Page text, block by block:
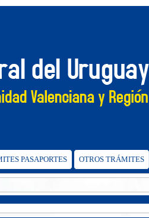
PASAPORTES OTROS TRÁMITES